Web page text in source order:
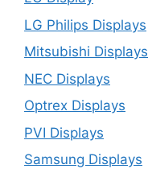
LG Philips Displays
Mitsubishi Displays
NEC Displays
Optrex Displays
PVI Displays
Samsung Displays